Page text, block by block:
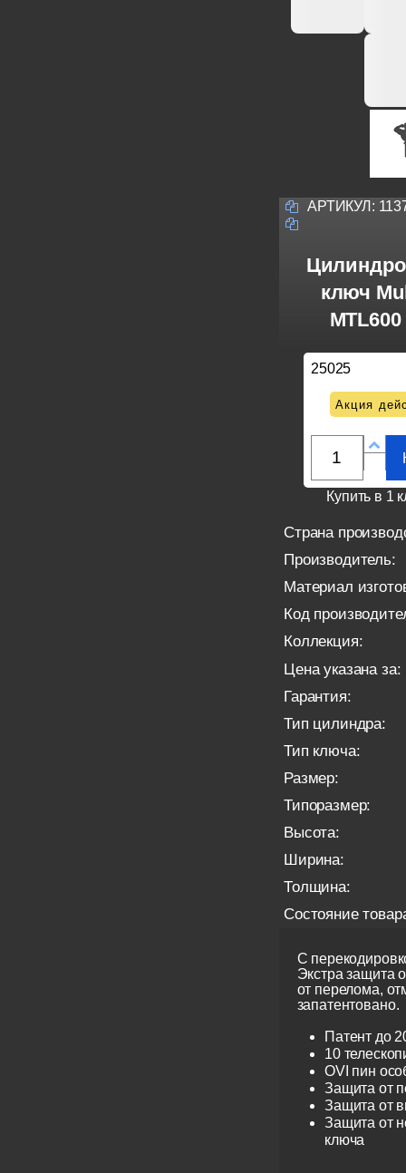
АРТИКУЛ:
ключ
25025
Акция
Купить в 1
Страна
Производитель:
Материал
Код
Коллекция:
Цена указана за:
Гарантия:
Тип цилиндра:
Тип ключа:
Размер:
Типоразмер:
Высота:
Ширина:
Толщина:
Состояние
С
Экстра защита
от перелома,
запатентовано.
Патент до
10
OVI пин
Защита от
Защита от
Защита от
ключа